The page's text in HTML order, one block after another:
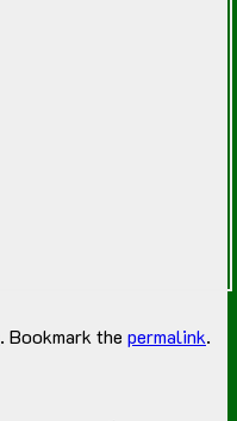
. Bookmark the permalink.